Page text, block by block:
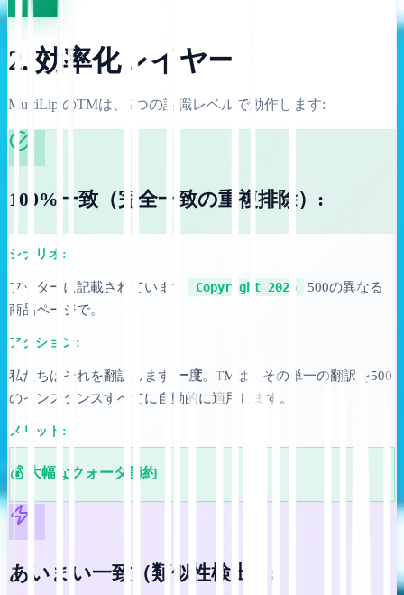
2. 効率化レイヤー
MultiLipiのTMは、2つの認識レベルで動作します:
100%一致（完全一致の重複排除）:
シナリオ:
フッターに記載されています Copyright 2026
500の異なる
商品ページで。
アクション:
私たちはそれを翻訳します 一度。TMは、その単一の翻訳を500
のインスタンスすべてに自動的に適用します。
メリット:
💰 大幅なクォータ節約
あいまい一致（類似性検出）: